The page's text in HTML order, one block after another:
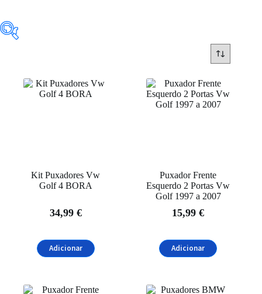
Interior(5)
Skoda (2)
Volkswagen (3)
Kit Puxadores Vw
Golf 4 BORA
34,99 €
Adicionar
Puxador Frente
Esquerdo 2 Portas Vw
Golf 1997 a 2007
15,99€
Adicionar